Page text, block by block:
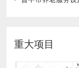
重大项目